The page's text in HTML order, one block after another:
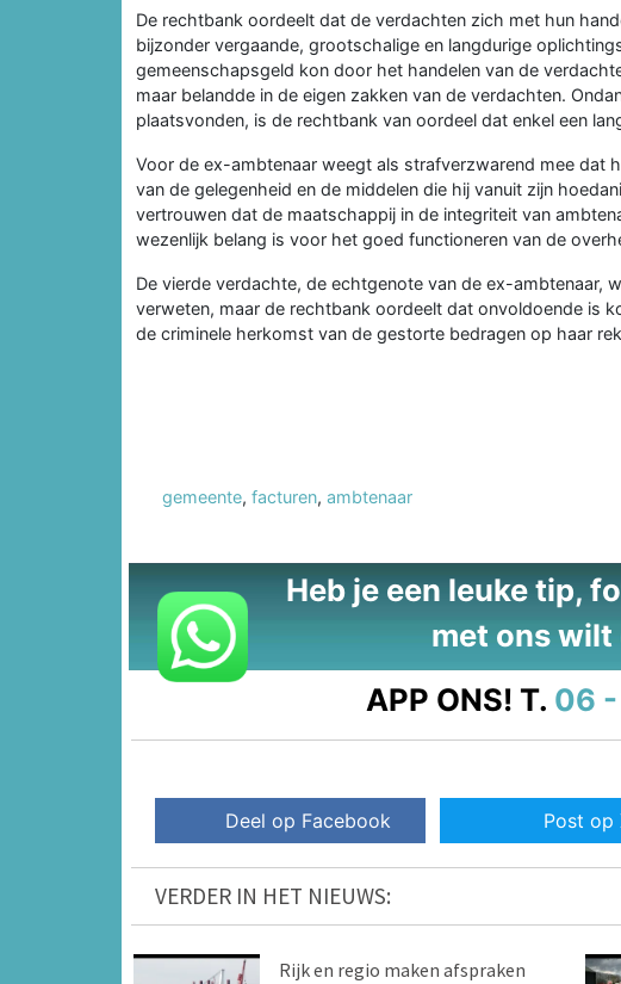
De rechtbank oordeelt dat de verdachten zich met hun
bijzonder vergaande, grootschalige en langdurige
gemeenschapsgeld kon door het handelen van de
maar belandde in de eigen zakken van de verdachten.
plaatsvonden, is de rechtbank van oordeel dat enkel een
Voor de ex-ambtenaar weegt als strafverzwarend mee dat
van de gelegenheid en de middelen die hij vanuit zijn
vertrouwen dat de maatschappij in de integriteit van
wezenlijk belang is voor het goed functioneren van de
De vierde verdachte, de echtgenote van de ex-ambtenaar,
verweten, maar de rechtbank oordeelt dat onvoldoende is
de criminele herkomst van de gestorte bedragen op haar
gemeente, facturen, ambtenaar
Heb je een leuke tip,
met ons wilt
APP ONS! T. 06 -
Deel op Facebook Post op
VERDER IN HET NIEUWS:
Rijk en regio maken afspraken